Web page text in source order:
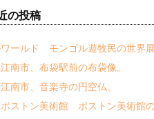
の投稿
ワールド モンゴル遊牧民の世界展
南市、布袋駅前の布袋像。
南市、音楽寺の円空仏。
ストン美術館 ボストン美術館